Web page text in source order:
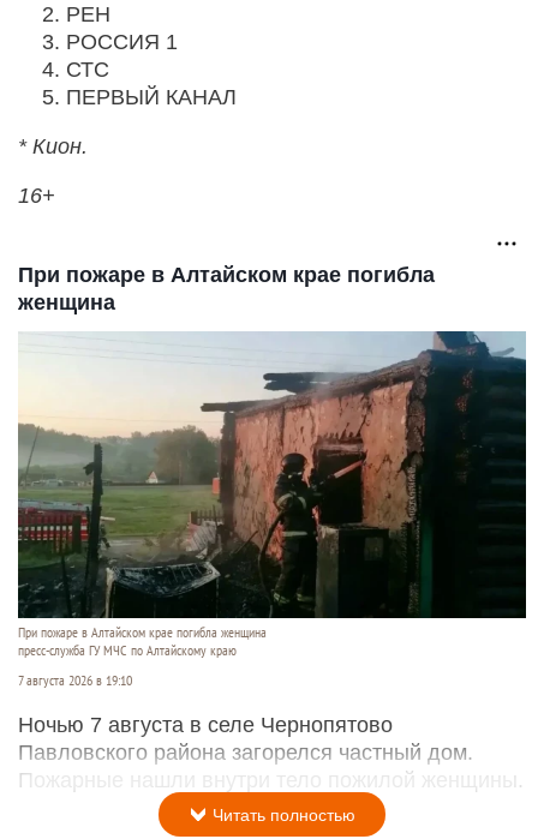
РЕН
РОССИЯ 1
СТС
ПЕРВЫЙ КАНАЛ
* Кион.
16+
При пожаре в Алтайском крае погибла
женщина
При пожаре в Алтайском крае погибла женщина
пресс-служба ГУ МЧС по Алтайскому краю
7 августа 2026 в 19:10
Ночью 7 августа в селе Чернопятово
Павловского района загорелся частный дом.
Пожарные нашли внутри тело пожилой женщины.
Читать полностью